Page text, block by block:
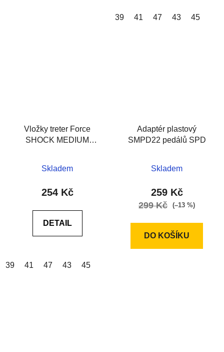
39 41 47 43 45
Vložky treter Force
SHOCK MEDIUM
Skladem
254 Kč
DETAIL
39 41 47 43 45
Adaptér plastový
SMPD22 pedálů SPD
Skladem
259 Kč
299 Kč (–13 %)
DO KOŠÍKU